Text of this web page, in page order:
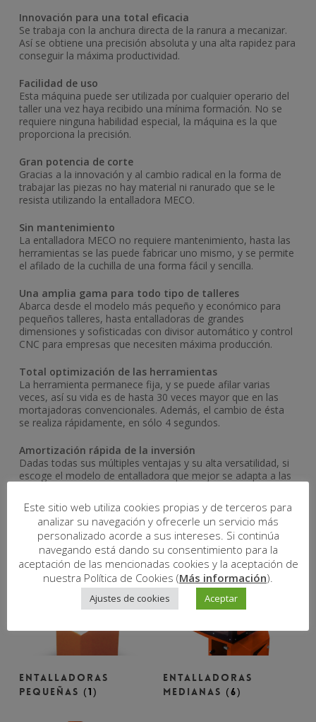
Innovación para una total eficacia
Se trabaja con la anchura directa de la ranura a mecanizar.
Así se obtiene una precisión absoluta y una alta rapidez para
conseguir la máxima productividad.
Facilidad de uso
Esta máquina puede ser utilizada por cualquier operario del
taller una vez haya recibido una mínima formación. No se
requiere ninguna habilidad especial, la máquina es la que
proporciona la precisión.
Gran potencia de corte
Gracias a la innovación y al cambio radical en la forma de
trabajar las piezas no hay material ni ranurado que se le
resista utilizando la entalladora MECO.
Sin mantenimiento
La entalladora MECO no requiere mantenimiento, hasta las
herramientas se las puede fabricar uno mismo, y se permite
el afilado de la cuchilla de una forma fácil y sencilla.
Una amplia gama para todo tipo de talleres
Abarca desde el modelo más pequeño y económico para
pequeños talleres, hasta entalladoras de grandes
dimensiones y sofisticadas con divisor automático y control
CNC para empresas que necesiten máxima producción.
Total optimización de las herramientas
La herramienta permanece fija, y se puede afilar varias
veces, así su vida es de hasta 30 veces mayor que en las
mortajadoras convencionales. Además, el cambio de ésta
se realiza rápidamente, en sólo 4 segundos.
Amortización rápida de la inversión
Dadas todas sus múltiples ventajas y su alta versatilidad, si
escoge el modelo de entalladora que mejor se adapta a las
meses.
ENTALLADORAS
PEQUEÑAS (1)
ENTALLADORAS
MEDIANAS (6)
Este sitio web utiliza cookies propias y de terceros para
analizar su navegación y ofrecerle un servicio más
personalizado acorde a sus intereses. Si continúa
navegando está dando su consentimiento para la
aceptación de las mencionadas cookies y la aceptación de
nuestra Política de Cookies (Más información).
Ajustes de cookies Aceptar